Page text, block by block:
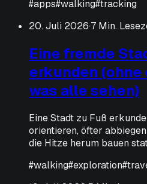
#apps#walking#tracking
20. Juli 2026·7 Min.
Eine fremde
erkunden (ohne
was alle sehen)
Eine Stadt zu Fuß
orientieren, öfter
die Hitze herum bauen
#walking#exploration#